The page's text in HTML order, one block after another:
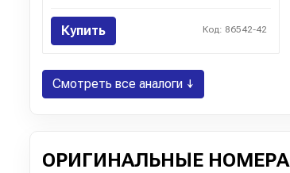
Купить Код: 86542-42
Смотреть все аналоги ↓
ОРИГИНАЛЬНЫЕ НОМЕРА